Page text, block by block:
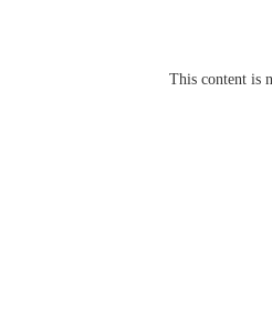
This content is